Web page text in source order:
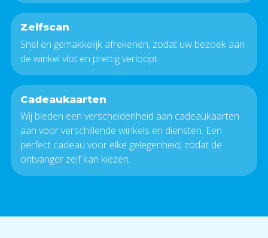
Zelfscan
Snel en gemakkelijk afrekenen, zodat uw bezoek aan
de winkel vlot en prettig verloopt.
Cadeaukaarten
Wij bieden een verscheidenheid aan cadeaukaarten
aan voor verschillende winkels en diensten. Een
perfect cadeau voor elke gelegenheid, zodat de
ontvanger zelf kan kiezen.